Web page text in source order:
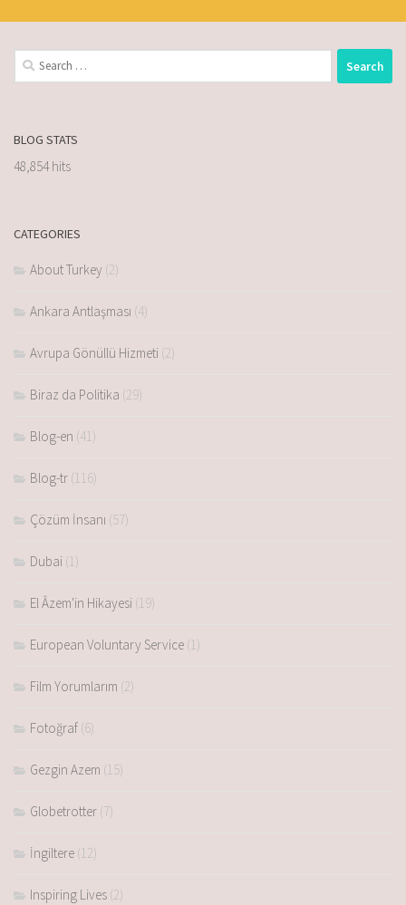
BLOG STATS
48,854 hits
CATEGORIES
About Turkey (2)
Ankara Antlaşması (4)
Avrupa Gönüllü Hizmeti (2)
Biraz da Politika (29)
Blog-en (41)
Blog-tr (116)
Çözüm İnsanı (57)
Dubai (1)
El Âzem'in Hikayesi (19)
European Voluntary Service (1)
Film Yorumlarım (2)
Fotoğraf (6)
Gezgin Azem (15)
Globetrotter (7)
İngiltere (12)
Inspiring Lives (2)